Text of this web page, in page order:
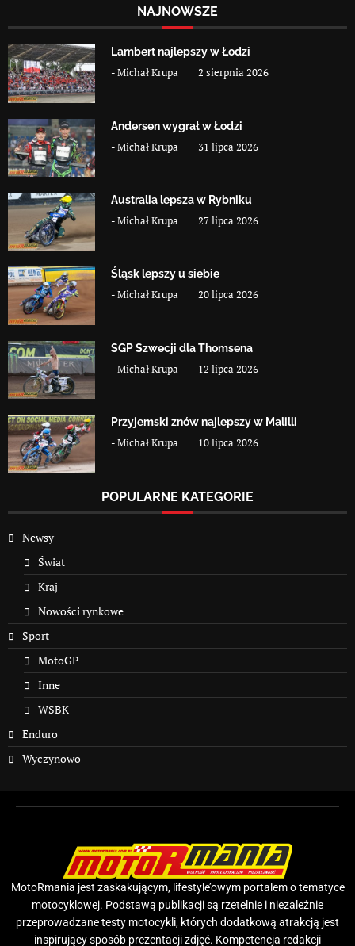
NAJNOWSZE
Lambert najlepszy w Łodzi
-Michał Krupa 2 sierpnia 2026
Andersen wygrał w Łodzi
-Michał Krupa 31 lipca 2026
Australia lepsza w Rybniku
-Michał Krupa 27 lipca 2026
Śląsk lepszy u siebie
-Michał Krupa 20 lipca 2026
SGP Szwecji dla Thomsena
-Michał Krupa 12 lipca 2026
Przyjemski znów najlepszy w Malilli
-Michał Krupa 10 lipca 2026
POPULARNE KATEGORIE
Newsy
Świat
Kraj
Nowości rynkowe
Sport
MotoGP
Inne
WSBK
Enduro
Wyczynowo
MotoRmania jest zaskakującym, lifestyle’owym portalem o tematyce
motocyklowej. Podstawą publikacji są rzetelnie i niezależnie
przeprowadzane testy motocykli, których dodatkową atrakcją jest
inspirujący sposób prezentacji zdjęć. Kompetencja redakcji